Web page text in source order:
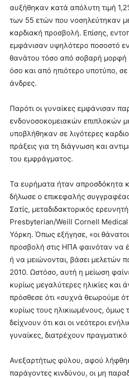
αυξήθηκαν κατά απόλυτη τιμή
των 55 ετών που νοσηλεύτηκαν
καρδιακή προσβολή. Επίσης,
εμφάνισαν υψηλότερο ποσοστό
θανάτου τόσο από σοβαρή μορφή
όσο και από ηπιότερο υποτύπο,
άνδρες.
Παρότι οι γυναίκες εμφάνισαν
ενδονοσοκομειακών επιπλοκών
υποβλήθηκαν σε λιγότερες
πράξεις για τη διάγνωση και
του εμφράγματος.
Τα ευρήματα ήταν απροσδόκητα
δήλωσε ο επικεφαλής
Σατίς, μεταδιδακτορικός
Presbyterian/Weill Cornell
Υόρκη. Όπως εξήγησε, «οι
προσβολή στις ΗΠΑ φαινόταν να
ή να μειώνονται, βάσει μελετών
2010. Ωστόσο, αυτή η μείωση
κυρίως μεγαλύτερες ηλικίες και
πρόσθεσε ότι «συχνά θεωρούμε
κυρίως τους ηλικιωμένους, όμως
δείχνουν ότι και οι νεότεροι
γυναίκες, διατρέχουν πραγματικό
Ανεξαρτήτως φύλου, αφού
παράγοντες κινδύνου, οι μη